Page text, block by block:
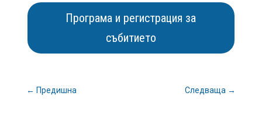
Програма и регистрация за
събитието
← Предишна Следваща →